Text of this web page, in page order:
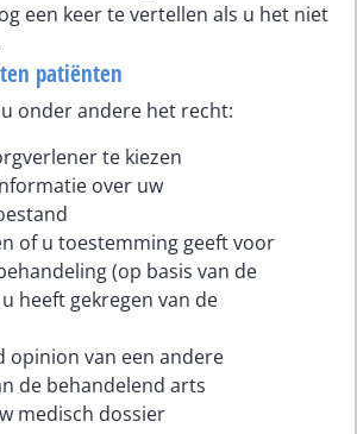
een keer te vertellen als u het niet
patiënten
onder andere het recht:
te kiezen
over uw
of u toestemming geeft voor
(op basis van de
heeft gekregen van de
opinion van een andere
de behandelend arts
medisch dossier